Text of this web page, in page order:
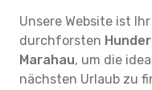
Unsere Website ist
durchforsten
Marahau, um die
nächsten Urlaub zu